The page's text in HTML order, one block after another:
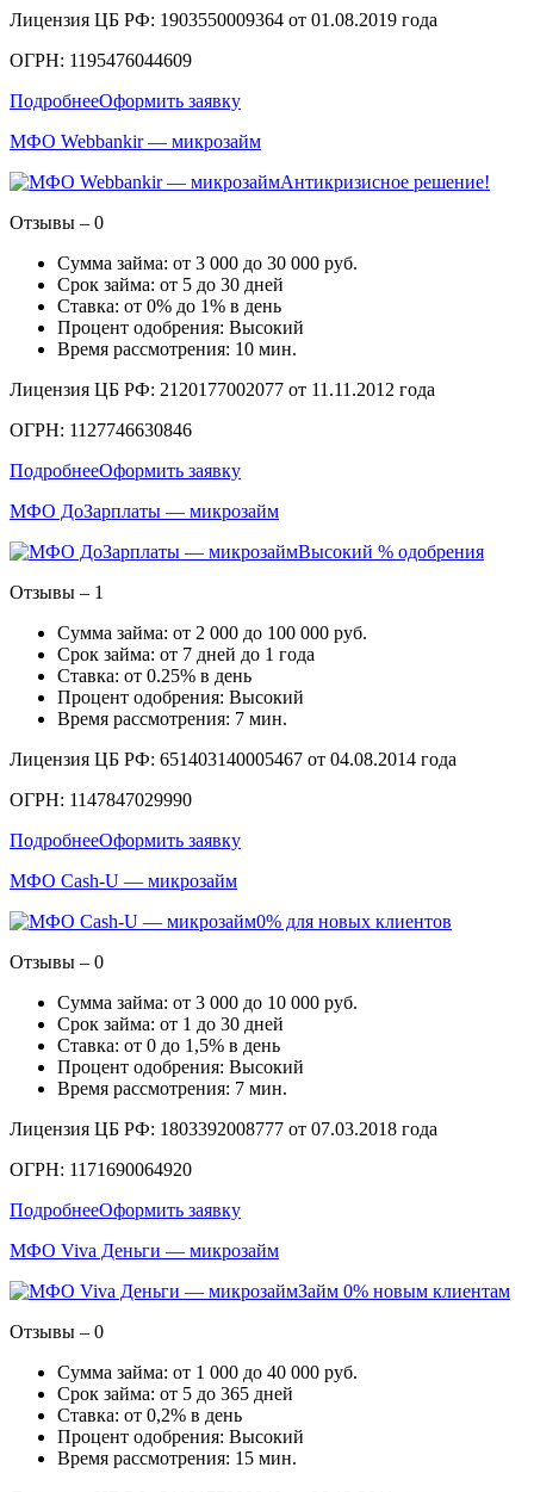
Лицензия ЦБ РФ: 1903550009364 от 01.08.2019 года
ОГРН: 1195476044609
ПодробнееОформить заявку
МФО Webbankir — микрозайм
Антикризисное решение!
Отзывы – 0
Сумма займа: от 3 000 до 30 000 руб.
Срок займа: от 5 до 30 дней
Ставка: от 0% до 1% в день
Процент одобрения: Высокий
Время рассмотрения: 10 мин.
Лицензия ЦБ РФ: 2120177002077 от 11.11.2012 года
ОГРН: 1127746630846
ПодробнееОформить заявку
МФО ДоЗарплаты — микрозайм
Высокий % одобрения
Отзывы – 1
Сумма займа: от 2 000 до 100 000 руб.
Срок займа: от 7 дней до 1 года
Ставка: от 0.25% в день
Процент одобрения: Высокий
Время рассмотрения: 7 мин.
Лицензия ЦБ РФ: 651403140005467 от 04.08.2014 года
ОГРН: 1147847029990
ПодробнееОформить заявку
МФО Cash-U — микрозайм
0% для новых клиентов
Отзывы – 0
Сумма займа: от 3 000 до 10 000 руб.
Срок займа: от 1 до 30 дней
Ставка: от 0 до 1,5% в день
Процент одобрения: Высокий
Время рассмотрения: 7 мин.
Лицензия ЦБ РФ: 1803392008777 от 07.03.2018 года
ОГРН: 1171690064920
ПодробнееОформить заявку
МФО Viva Деньги — микрозайм
Займ 0% новым клиентам
Отзывы – 0
Сумма займа: от 1 000 до 40 000 руб.
Срок займа: от 5 до 365 дней
Ставка: от 0,2% в день
Процент одобрения: Высокий
Время рассмотрения: 15 мин.